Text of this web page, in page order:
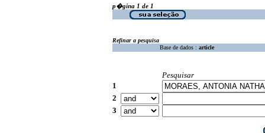
p�gina 1 de 1
Refinar a pesquisa
Base de dados : article
Pesquisar
1
2
3